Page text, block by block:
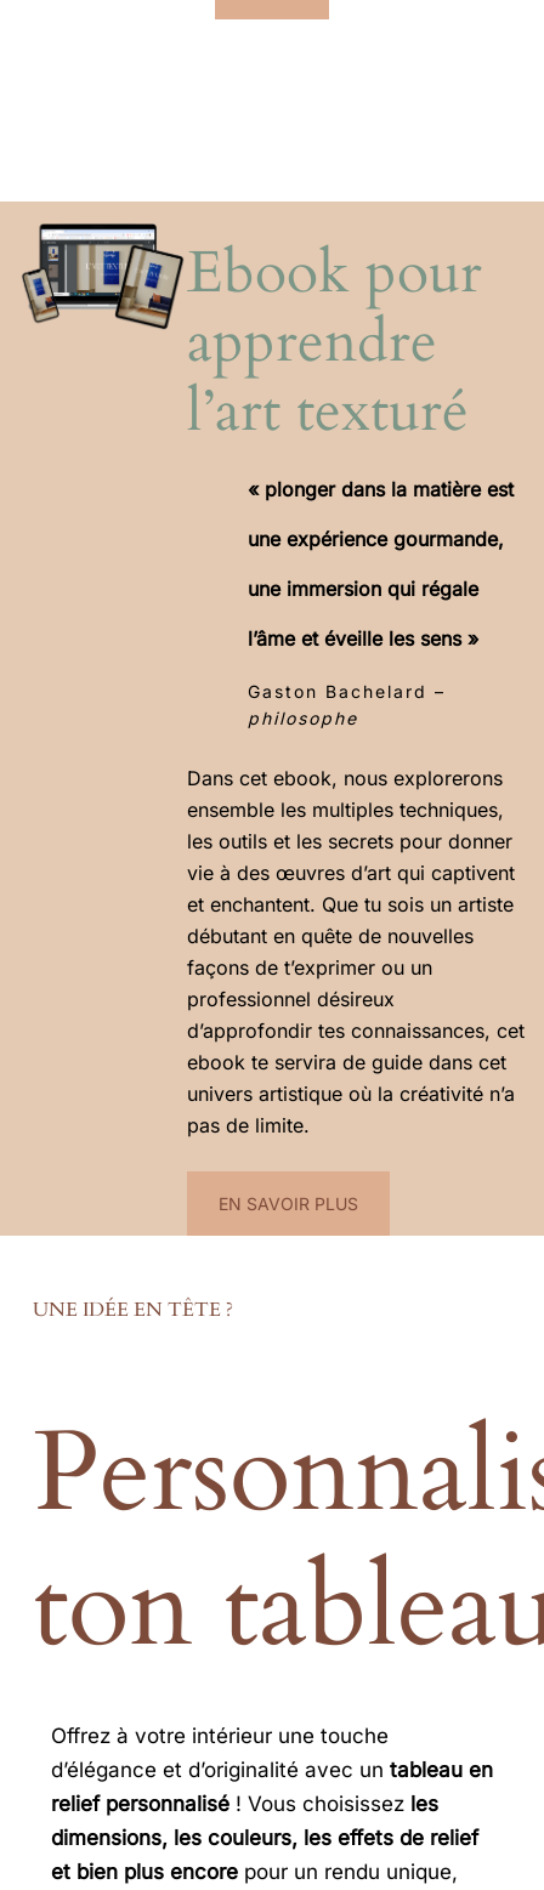
Ebook pour
apprendre
l’art texturé
« plonger dans la matière est
une expérience gourmande,
une immersion qui régale
l’âme et éveille les sens »
Gaston Bachelard –
philosophe
Dans cet ebook, nous explorerons
ensemble les multiples techniques,
les outils et les secrets pour donner
vie à des œuvres d’art qui captivent
et enchantent. Que tu sois un artiste
débutant en quête de nouvelles
façons de t’exprimer ou un
professionnel désireux
d’approfondir tes connaissances, cet
ebook te servira de guide dans cet
univers artistique où la créativité n’a
pas de limite.
EN SAVOIR PLUS
UNE IDÉE EN TÊTE ?
ton
Offrez à votre intérieur une touche
d’élégance et d’originalité avec un tableau en
relief personnalisé! Vous choisissez les
dimensions, les couleurs, les effets de relief
et bien plus encorepour un rendu unique,